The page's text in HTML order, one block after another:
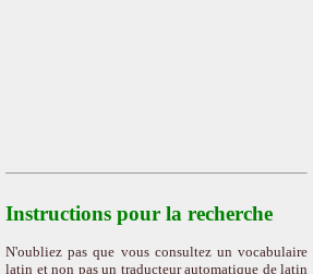
Instructions pour la recherche
N'oubliez pas que vous consultez un vocabulaire
latin et non pas un traducteur automatique de latin